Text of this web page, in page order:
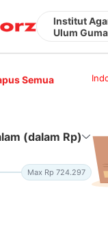
Institut
Ulum
Semua
(dalam Rp)
Max Rp 724.297